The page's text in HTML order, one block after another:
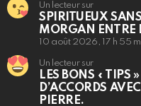
Un lecteur sur
SPIRITUEUX
MORGAN ENTRE
10 août 2026, 17 h 55
Un lecteur sur
LES BONS « TIPS
D’ACCORDS
PIERRE.